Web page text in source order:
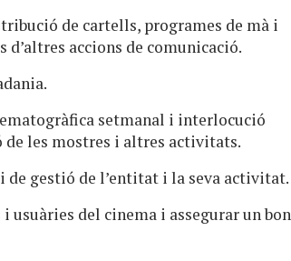
de cartells, programes de mà i
accions de comunicació.
setmanal i interlocució
les mostres i altres activitats.
gestió de l’entitat i la seva activitat.
usuàries del cinema i assegurar un bon